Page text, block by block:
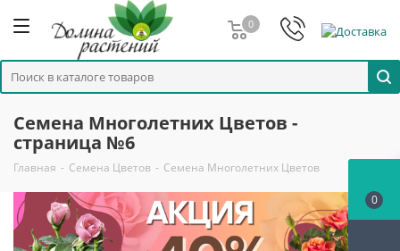
0
Семена Многолетних Цветов -
страница №6
Главная - Семена Цветов - Семена Многолетних Цветов
0